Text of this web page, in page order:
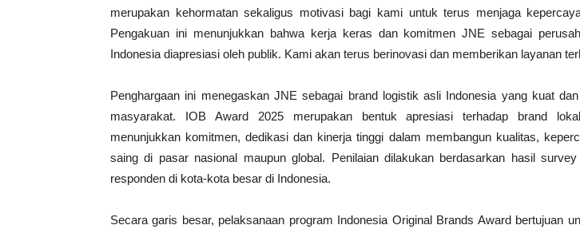
merupakan kehormatan sekaligus motivasi bagi kami untuk terus menjaga
Pengakuan ini menunjukkan bahwa kerja keras dan komitmen JNE sebagai
Indonesia diapresiasi oleh publik. Kami akan terus berinovasi dan memberikan layanan
Penghargaan ini menegaskan JNE sebagai brand logistik asli Indonesia yang kuat
masyarakat. IOB Award 2025 merupakan bentuk apresiasi terhadap brand
menunjukkan komitmen, dedikasi dan kinerja tinggi dalam membangun kualitas,
saing di pasar nasional maupun global. Penilaian dilakukan berdasarkan hasil
responden di kota-kota besar di Indonesia.
Secara garis besar, pelaksanaan program Indonesia Original Brands Award bertujuan